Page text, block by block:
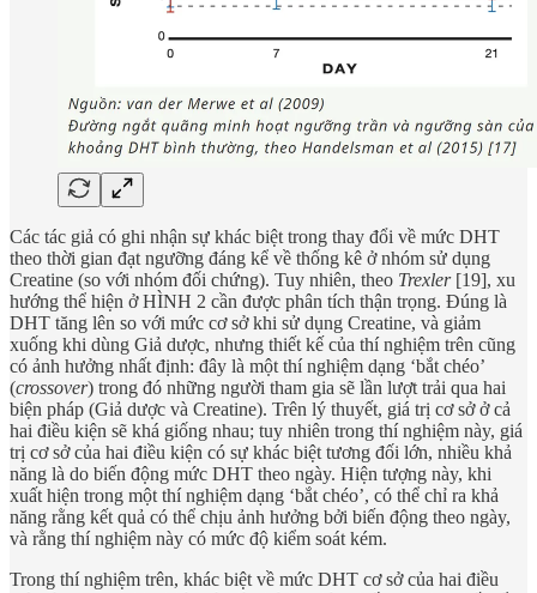
Các tác giả có ghi nhận sự khác biệt trong thay đổi về mức DHT
theo thời gian đạt ngưỡng đáng kể về thống kê ở nhóm sử dụng
Creatine (so với nhóm đối chứng). Tuy nhiên, theo Trexler[19], xu
hướng thể hiện ở HÌNH 2 cần được phân tích thận trọng. Đúng là
DHT tăng lên so với mức cơ sở khi sử dụng Creatine, và giảm
xuống khi dùng Giả dược, nhưng thiết kế của thí nghiệm trên cũng
có ảnh hưởng nhất định: đây là một thí nghiệm dạng ‘bắt chéo’
(crossover) trong đó những người tham gia sẽ lần lượt trải qua hai
biện pháp (Giả dược và Creatine). Trên lý thuyết, giá trị cơ sở ở cả
hai điều kiện sẽ khá giống nhau; tuy nhiên trong thí nghiệm này, giá
trị cơ sở của hai điều kiện có sự khác biệt tương đối lớn, nhiều khả
năng là do biến động mức DHT theo ngày. Hiện tượng này, khi
xuất hiện trong một thí nghiệm dạng ‘bắt chéo’, có thể chỉ ra khả
năng rằng kết quả có thể chịu ảnh hưởng bởi biến động theo ngày,
và rằng thí nghiệm này có mức độ kiểm soát kém.
Trong thí nghiệm trên, khác biệt về mức DHT cơ sở của hai điều